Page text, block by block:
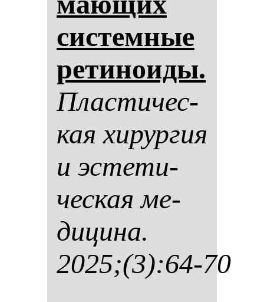
сис­тем­ные
ре­ти­но­иды.
Плас­ти­чес­
кая хи­рур­гия
и эс­те­ти­
чес­кая ме­
ди­ци­на.
2025;(3):64-70